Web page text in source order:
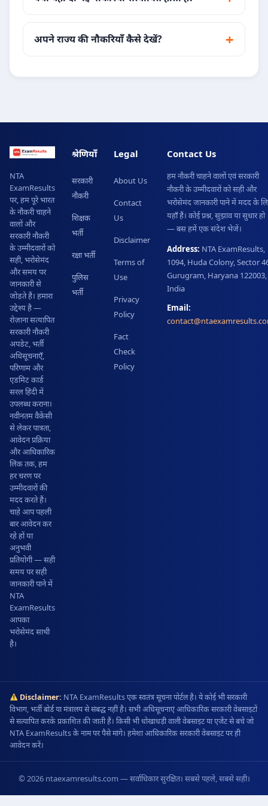
अपने राज्य की नौकरियाँ कैसे देखें?
NTA
ExamResults
पर, हम पूरे भारत
के नौकरी चाहने
वालों और
सरकारी नौकरी
के उम्मीदवारों को
सही, भरोसेमंद
और समय पर
जानकारी से
जोड़ते हैं। हमारा
उद्देश्य है —
रोज़ाना सत्यापित
सरकारी नौकरी
अपडेट, भर्ती
अधिसूचनाएँ,
परिणाम और
एडमिट कार्ड
सरल हिंदी में
उपलब्ध कराना।
नवीनतम वैकेंसी
से लेकर पात्रता,
आवेदन प्रक्रिया
और आधिकारिक
लिंक तक, हम
हर चरण पर
उम्मीदवारों की
मदद करते हैं।
चाहे आप पहली
बार आवेदन कर
रहे हों या
अनुभवी
प्रतियोगी — सही
समय पर सही
जानकारी पाने में
NTA
ExamResults
आपका
भरोसेमंद साथी
है।
श्रेणियाँ
सरकारी
नौकरी
शिक्षक
भर्ती
रक्षा भर्ती
पुलिस
भर्ती
Legal
About Us
Contact
Us
Disclaimer
Terms of
Use
Privacy
Policy
Fact
Check
Policy
Contact Us
हम नौकरी चाहने वालों एवं सरकारी
नौकरी के उम्मीदवारों को सही और
भरोसेमंद जानकारी पाने में मदद के
यहाँ हैं। कोई प्रश्न, सुझाव या सुधार हो
— बस हमें एक संदेश भेजें।
Address: NTA ExamResults,
1094, Huda Colony, Sector
Gurugram, Haryana 122003,
India
Email:
Disclaimer: NTA ExamResults एक स्वतंत्र सूचना पोर्टल है। ये कोई भी सरकारी
विभाग, भर्ती बोर्ड या मंत्रालय से संबद्ध नहीं है। सभी अधिसूचनाएं आधिकारिक सरकारी वेबसाइटों
से सत्यापित करके प्रकाशित की जाती हैं। किसी भी धोखाधड़ी वाली वेबसाइट या एजेंट से बचे जो
NTA ExamResults के नाम पर पैसे मांगे। हमेशा आधिकारिक सरकारी वेबसाइट पर ही
आवेदन करें।
© 2026 ntaexamresults.com — सर्वाधिकार सुरक्षित। सबसे पहले, सबसे सही।